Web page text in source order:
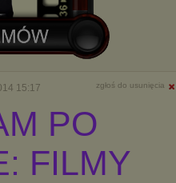
15:17 zgłoś do usunięcia
PO
FILMY